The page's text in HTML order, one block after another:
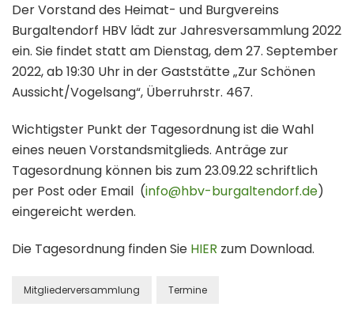
Der Vorstand des Heimat- und Burgvereins
Burgaltendorf HBV lädt zur Jahresversammlung 2022
ein. Sie findet statt am Dienstag, dem 27. September
2022, ab 19:30 Uhr in der Gaststätte „Zur Schönen
Aussicht/Vogelsang“, Überruhrstr. 467.
Wichtigster Punkt der Tagesordnung ist die Wahl
eines neuen Vorstandsmitglieds. Anträge zur
Tagesordnung können bis zum 23.09.22 schriftlich
per Post oder Email (info@hbv-burgaltendorf.de)
eingereicht werden.
Die Tagesordnung finden Sie HIER zum Download.
Mitgliederversammlung Termine